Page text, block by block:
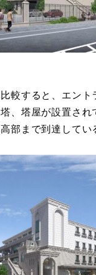
較すると、エント
、塔屋が設置され
部まで到達してい